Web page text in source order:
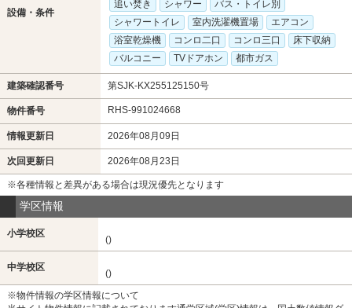
設備・条件
追い焚き
シャワー
バス・トイレ別
シャワートイレ
室内洗濯機置場
エアコン
浴室乾燥機
コンロ二口 コンロ三口
床下収納
バルコニー
TVドアホン 都市ガス
建築確認番号 第SJK-KX255125150号
物件番号 RHS-991024668
情報更新日 2026年08月09日
次回更新日 2026年08月23日
※各種情報と差異がある場合は現況優先となります
学区情報
小学校区
()
中学校区
()
※物件情報の学区情報について